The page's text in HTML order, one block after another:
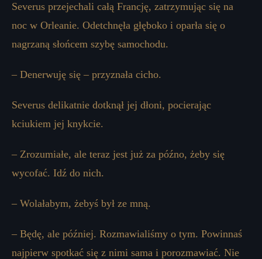
Severus przejechali całą Francję, zatrzymując się na
noc w Orleanie. Odetchnęła głęboko i oparła się o
nagrzaną słońcem szybę samochodu.
– Denerwuję się – przyznała cicho.
Severus delikatnie dotknął jej dłoni, pocierając
kciukiem jej knykcie.
– Zrozumiałe, ale teraz jest już za późno, żeby się
wycofać. Idź do nich.
– Wolałabym, żebyś był ze mną.
– Będę, ale później. Rozmawialiśmy o tym. Powinnaś
najpierw spotkać się z nimi sama i porozmawiać. Nie